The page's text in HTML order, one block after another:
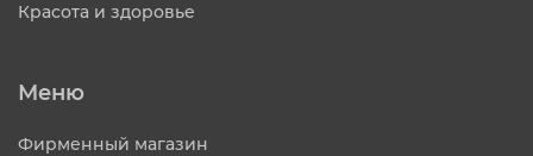
Красота и здоровье
Меню
Фирменный магазин